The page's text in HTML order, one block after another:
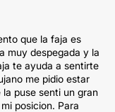
que la faja es
muy despegada y la
te ayuda a sentirte
me pidio estar
puse senti un gran
posicion. Para